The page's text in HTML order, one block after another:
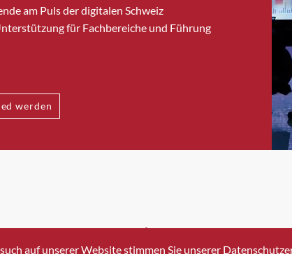
am Puls der digitalen Schweiz
für Fachbereiche und Führung
werden
+41 43 336 40 20
auf unserer Website stimmen Sie unserer